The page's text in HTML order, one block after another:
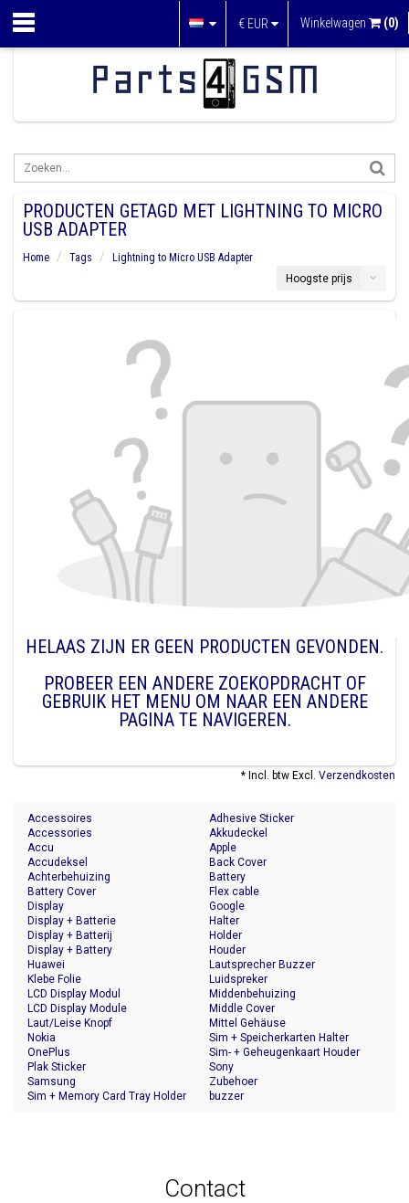
€ EUR Winkelwagen (0)
PRODUCTEN GETAGD MET LIGHTNING TO MICRO
USB ADAPTER
Home Tags
Lightning to Micro USB Adapter
Hoogste prijs
HELAAS ZIJN ER GEEN PRODUCTEN GEVONDEN.
PROBEER EEN ANDERE ZOEKOPDRACHT OF
GEBRUIK HET MENU OM NAAR EEN ANDERE
PAGINA TE NAVIGEREN.
* Incl. btw Excl. Verzendkosten
Accessoires
Accessories
Accu
Accudeksel
Achterbehuizing
Adhesive Sticker
Akkudeckel
Apple
Back Cover
Battery
Battery Cover
Display
Display + Batterie
Display + Batterij
Display + Battery
Flex cable
Google
Halter
Holder
Houder
Huawei
Klebe Folie
LCD Display Modul
LCD Display Module
Laut/Leise Knopf
Lautsprecher Buzzer
Luidspreker
Middenbehuizing
Middle Cover
Mittel Gehäuse
Nokia
OnePlus
Plak Sticker
Samsung
Sim + Memory Card Tray Holder
Sim + Speicherkarten Halter
Sim- + Geheugenkaart Houder
Sony
Zubehoer
buzzer
Contact